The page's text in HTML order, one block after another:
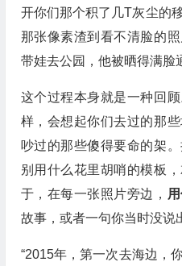
开你们那个积了几T灰尘的
那张像素渣到看不清脸的
带娃去公园，他被晒得满脸
这个过程本身就是一种回
样，会想起你们去过的那
吵过的那些傻得要命的架
别用什么花里胡哨的模板
于，在每一张照片旁边，
故事，或者一句你当时没说
“2015年，第一次去海边，